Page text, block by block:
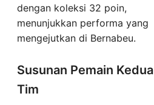
dengan koleksi 32 poin,
menunjukkan performa yang
mengejutkan di Bernabeu.
Susunan Pemain Kedua
Tim